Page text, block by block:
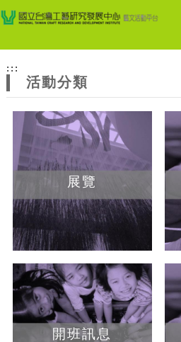
網
站
主
題
跳到主要內容
網站導覽
:::
活動分類
展覽
開班訊息